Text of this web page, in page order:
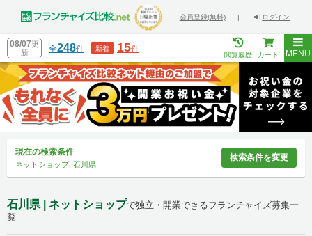
会員登録(無料) | ログイン
08/07更
新
全248件 新着 15件
閲覧履歴 カート MENU
現在の検索条件
ネットショップ, 石川県
検索条件を変更
石川県 | ネットショップで独立・開業できるフランチャイズ募集一
覧